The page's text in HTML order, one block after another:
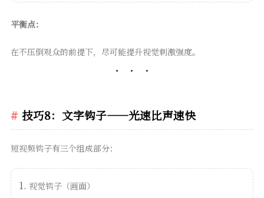
平衡点：
在不压倒观众的前提下，尽可能提升视觉刺激强度。
技巧8：文字钩子——光速比声速快
短视频钩子有三个组成部分：
视觉钩子（画面）